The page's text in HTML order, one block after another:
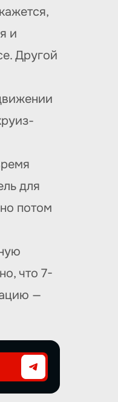
и
Другой
для
потом
что 7-
—